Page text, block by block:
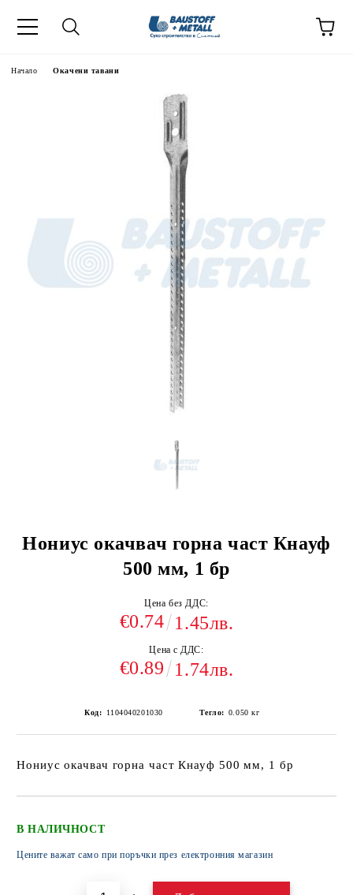
Начало Окачени тавани
Нониус окачвач горна част Кнауф
500 мм, 1 бр
Цена без ДДС:
€0.74 1.45лв.
Цена с ДДС:
€0.89 1.74лв.
Код: 1104040201030 Тегло: 0.050 кг
Нониус окачвач горна част Кнауф 500 мм, 1 бр
В НАЛИЧНОСТ
Цените важат само при поръчки през електронния магазин